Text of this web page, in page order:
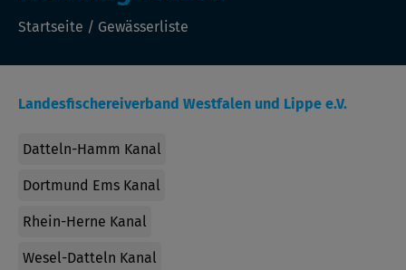
Startseite / Gewässerliste
Landesfischereiverband Westfalen und Lippe e.V.
Datteln-Hamm Kanal
Dortmund Ems Kanal
Rhein-Herne Kanal
Wesel-Datteln Kanal